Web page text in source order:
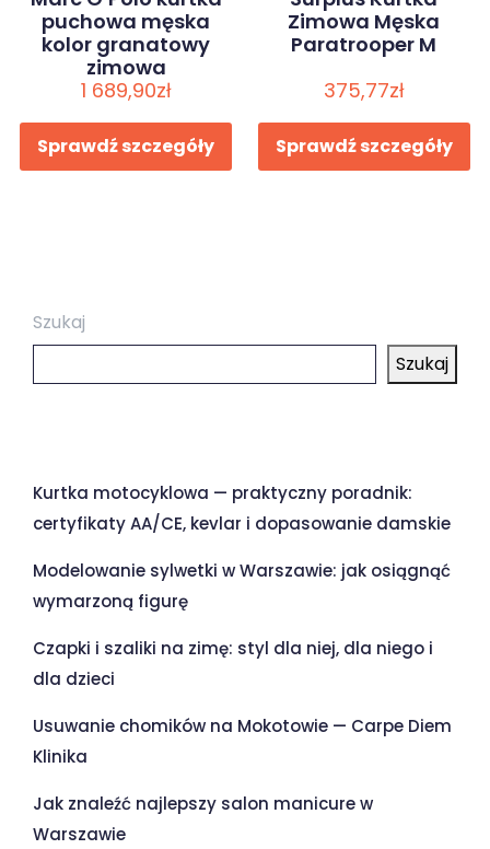
puchowa męska
kolor granatowy
zimowa
1 689,90zł
Sprawdź szczegóły
Zimowa Męska
Paratrooper M
375,77zł
Sprawdź szczegóły
Szukaj
Szukaj
Kurtka motocyklowa — praktyczny poradnik:
certyfikaty AA/CE, kevlar i dopasowanie damskie
Modelowanie sylwetki w Warszawie: jak osiągnąć
wymarzoną figurę
Czapki i szaliki na zimę: styl dla niej, dla niego i
dla dzieci
Usuwanie chomików na Mokotowie — Carpe Diem
Klinika
Jak znaleźć najlepszy salon manicure w
Warszawie